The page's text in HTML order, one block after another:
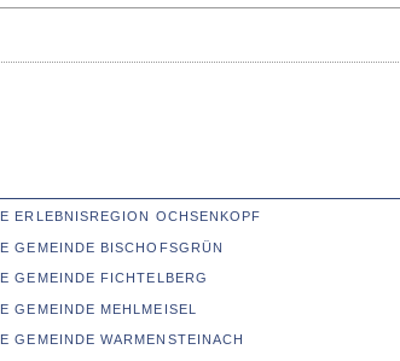
ERLEBNISREGION OCHSENKOPF
GEMEINDE BISCHOFSGRÜN
GEMEINDE FICHTELBERG
GEMEINDE MEHLMEISEL
GEMEINDE WARMENSTEINACH